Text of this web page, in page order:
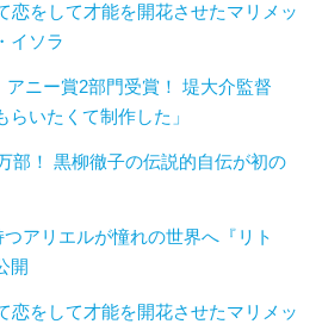
恋をして才能を開花させたマリメッ
イソラ
アニー賞2部門受賞！ 堤大介監督
らいたくて制作した」
部！ 黒柳徹子の伝説的自伝が初の
アリエルが憧れの世界へ『リト
開
恋をして才能を開花させたマリメッ